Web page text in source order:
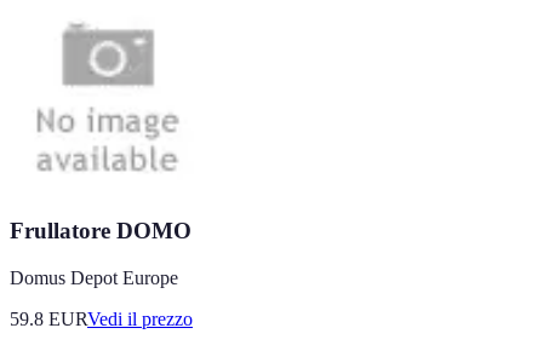
Frullatore DOMO
Domus Depot Europe
59.8 EURVedi il prezzo